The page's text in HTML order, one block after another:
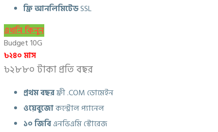
ফ্রি আনলিমিটেডSSL
এখনি কিনুন
Budget 10G
৳২৪০ মাস
৳২৮৮০ টাকা প্রতি বছর
প্রথম বছরফ্রী .COM ডোমেইন
ওয়েবুজোকন্ট্রোল প্যানেল
১০ জিবিএনভিএমি স্টোরেজ